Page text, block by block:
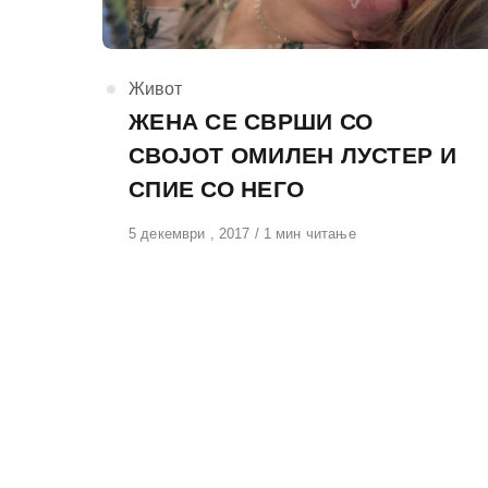
КАтегорија
Живот
ЖЕНА СЕ СВРШИ СО
СВОЈОТ ОМИЛЕН ЛУСТЕР И
СПИЕ СО НЕГО
Објавено
5 декември , 2017 1 мин читање